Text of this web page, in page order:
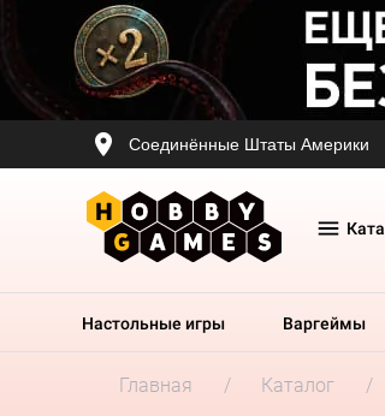
Соединённые Штаты Америки
Настольные игры Варгеймы
Главная Каталог